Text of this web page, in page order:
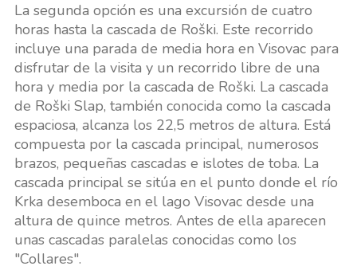
La segunda opción es una excursión de cuatro
horas hasta la cascada de Roški. Este recorrido
incluye una parada de media hora en Visovac para
disfrutar de la visita y un recorrido libre de una
hora y media por la cascada de Roški. La cascada
de Roški Slap, también conocida como la cascada
espaciosa, alcanza los 22,5 metros de altura. Está
compuesta por la cascada principal, numerosos
brazos, pequeñas cascadas e islotes de toba. La
cascada principal se sitúa en el punto donde el río
Krka desemboca en el lago Visovac desde una
altura de quince metros. Antes de ella aparecen
unas cascadas paralelas conocidas como los
"Collares".